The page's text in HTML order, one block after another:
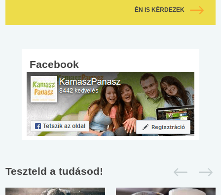
ÉN IS KÉRDEZEK
Facebook
Teszteld a tudásod!